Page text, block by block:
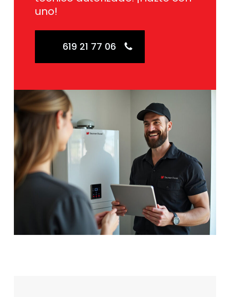
uno!
619 21 77 06